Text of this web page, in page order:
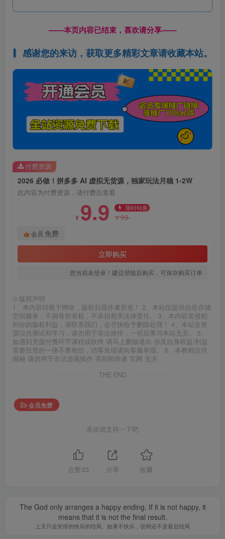
------本页内容已结束，喜欢请分享------
感谢您的来访，获取更多精彩文章请收藏本站。
2026 必做！拼多多 AI 虚拟无货源，独家玩法月稳 1-2W
此内容为付费资源，请付费后查看
¥ 9.9 限时特惠
¥99
会员 免费
立即购买
您当前未登录！建议登陆后购买，可保存购买订单
付费资源
© 版权声明
1、本内容转载于网络，版权归原作者所有！ 2、本站仅提供信息存储
空间服务，不拥有所有权，不承担相关法律责任。 3、本内容若侵犯
到你的版权利益，请联系我们，会尽快给予删除处理！ 4、本站全资
源仅供测试和学习，请勿用于非法操作，一切后果与本站无关。 5、
如遇到充值付费环节课程或软件 请马上删除退出 涉及自身权益/利益
需要投资的一律不要相信，访客发现请向客服举报。 6、本教程仅供
揭秘 请勿用于非法违规操作 否则和作者 官网 无关
THE END
会员免费
喜欢就支持一下吧
点赞 23 分享 收藏
The God only arranges a happy ending. If it is not happy, it
means that it is not the final result.
上天只会安排的快乐的结局。如果不快乐，说明还不是最后结局